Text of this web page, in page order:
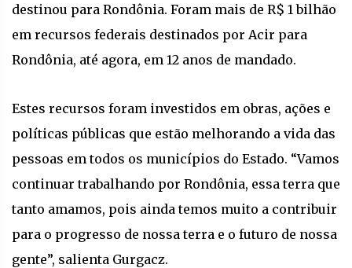
destinou para Rondônia. Foram mais de R$ 1 bilhão
em recursos federais destinados por Acir para
Rondônia, até agora, em 12 anos de mandado.
Estes recursos foram investidos em obras, ações e
políticas públicas que estão melhorando a vida das
pessoas em todos os municípios do Estado. “Vamos
continuar trabalhando por Rondônia, essa terra que
tanto amamos, pois ainda temos muito a contribuir
para o progresso de nossa terra e o futuro de nossa
gente”, salienta Gurgacz.